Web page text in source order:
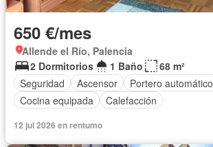
650 €/mes
Allende el Río, Palencia
2 Dormitorios
1 Baño
68 m²
Seguridad
Ascensor
Portero automático
Cocina equipada
Calefacción
12 jul 2026 en rentumo